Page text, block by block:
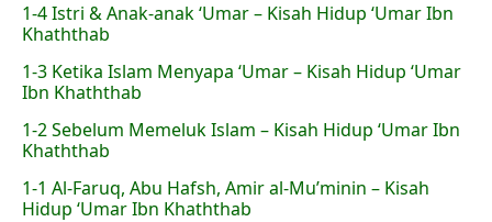
1-4 Istri & Anak-anak ‘Umar – Kisah Hidup ‘Umar Ibn
Khaththab
1-3 Ketika Islam Menyapa ‘Umar – Kisah Hidup ‘Umar
Ibn Khaththab
1-2 Sebelum Memeluk Islam – Kisah Hidup ‘Umar Ibn
Khaththab
1-1 Al-Faruq, Abu Hafsh, Amir al-Mu’minin – Kisah
Hidup ‘Umar Ibn Khaththab